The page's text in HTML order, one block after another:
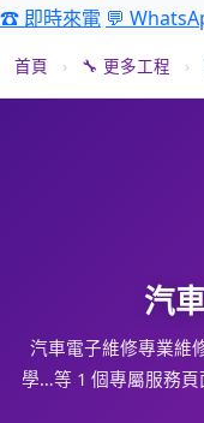
☎ 即時來電 💬
首頁 › 🔧 更多工程 ›
汽
汽車電子維修專業維
學…等 1 個專屬服務頁